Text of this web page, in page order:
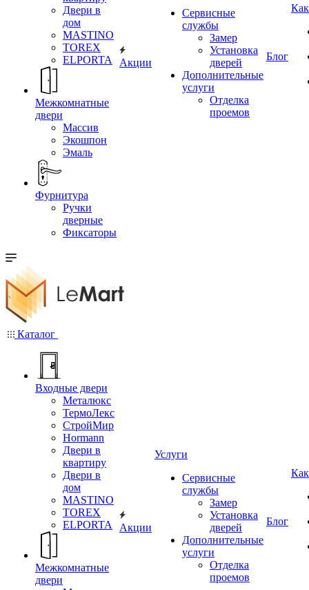
Двери в
дом
MASTINO
TOREX
ELPORTA
Межкомнатные
двери
Массив
Экошпон
Эмаль
Фурнитура
Ручки
дверные
Фиксаторы
Акции
Сервисные
службы
Замер
Установка
дверей
Дополнительные
услуги
Отделка
проемов
Блог
Каталог
Входные двери
Металюкс
ТермоЛекс
СтройМир
Hormann
Двери в
квартиру
Двери в
дом
MASTINO
TOREX
ELPORTA
Межкомнатные
двери
Акции
Услуги
Сервисные
службы
Замер
Установка
дверей
Дополнительные
услуги
Отделка
проемов
Блог